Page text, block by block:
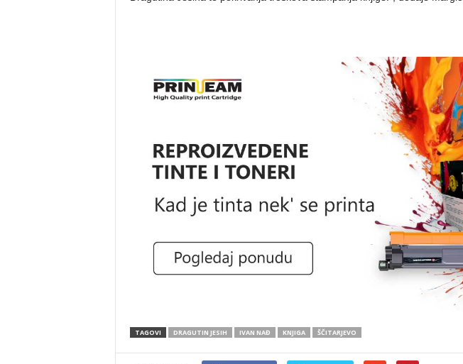
TAGOVI DRAGUTIN JESIH IVAN NAĐ KNJIGA ŠČITARJEVO